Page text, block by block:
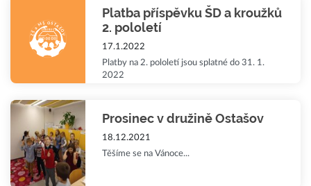
Platba příspěvku ŠD a kroužků
2. pololetí
17.1.2022
Platby na 2. pololetí jsou splatné do 31. 1.
2022
Prosinec v družině Ostašov
18.12.2021
Těšíme se na Vánoce...